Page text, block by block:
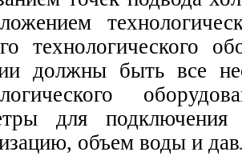
технологического
должны быть все
для
объем воды и